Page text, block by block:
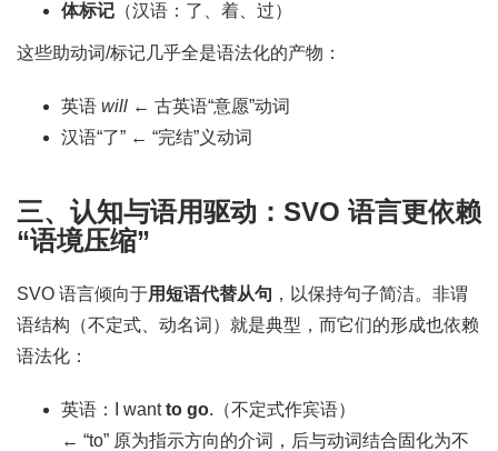
体标记 （汉语：了、着、过）
这些助动词/标记几乎全是语法化的产物：
英语 will ← 古英语“意愿”动词
汉语“了” ← “完结”义动词
三、认知与语用驱动：SVO 语言更依赖
“语境压缩”
SVO 语言倾向于用短语代替从句 ，以保持句子简洁。非谓
语结构（不定式、动名词）就是典型，而它们的形成也依赖
语法化：
英语：I wantto go.（不定式作宾语）
← “to” 原为指示方向的介词，后与动词结合固化为不